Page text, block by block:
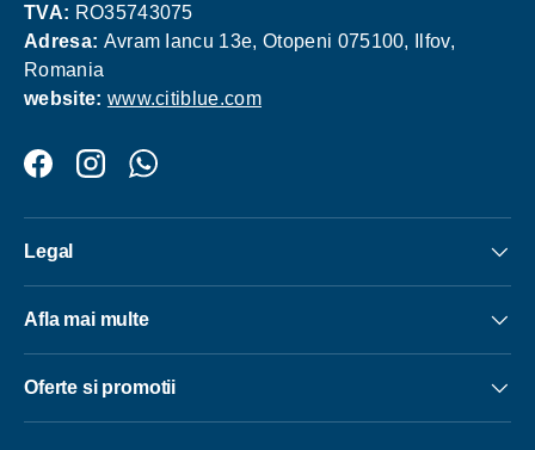
TVA: RO35743075
Adresa: Avram Iancu 13e, Otopeni 075100, Ilfov,
Romania
website: www.citiblue.com
FacebookInstagramWhatsApp
Legal
Afla mai multe
Oferte si promotii